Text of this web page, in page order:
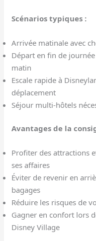
Scénarios typiques :
Arrivée matinale avec
Départ en fin de
matin
Escale rapide à
déplacement
Séjour multi-hôtels
Avantages de la
Profiter des attractions
ses affaires
Éviter de revenir en
bagages
Réduire les risques de
Gagner en confort lors
Disney Village